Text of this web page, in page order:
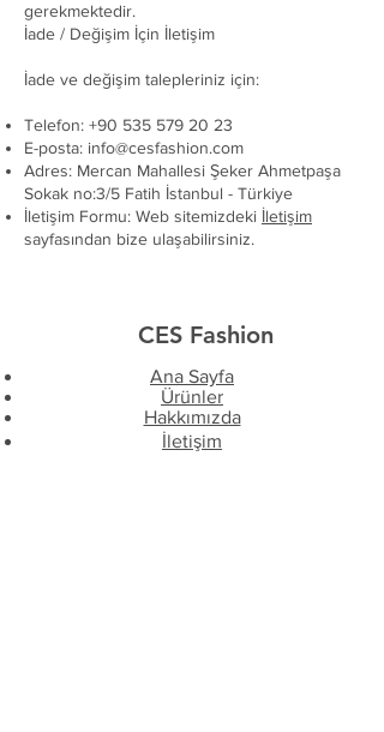
gerekmektedir.
İade / Değişim İçin İletişim
İade ve değişim talepleriniz için:
Telefon: +90 535 579 20 23
E-posta: info@cesfashion.com
Adres: Mercan Mahallesi Şeker Ahmetpaşa
Sokak no:3/5 Fatih İstanbul - Türkiye
İletişim Formu: Web sitemizdeki İletişim
sayfasından bize ulaşabilirsiniz.
CES Fashion
Ana Sayfa
Ürünler
Hakkımızda
İletişim